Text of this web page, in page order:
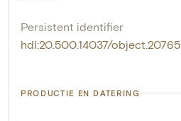
Persistent identifier
hdl:20.500.14037/object.20765
PRODUCTIE EN DATERING